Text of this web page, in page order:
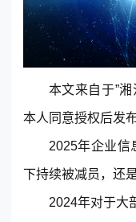
东莞客服热线
本文来自于”
本人同意授权后发
2025年企业信
下持续被减员，还
2024年对于大